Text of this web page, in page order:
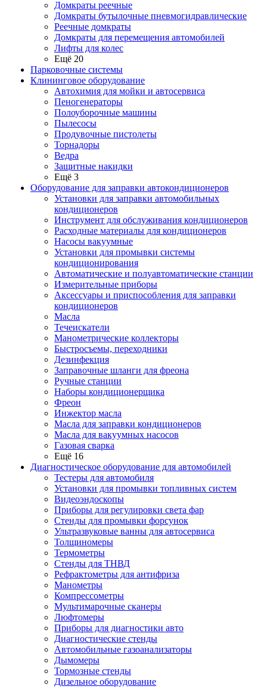
Домкраты реечные
Домкраты бутылочные пневмогидравлические
Реечные домкраты
Домкраты для перемещения автомобилей
Лифты для колес
Ещё 20
Парковочные системы
Клининговое оборудование
Автохимия для мойки и автосервиса
Пеногенераторы
Полоуборочные машины
Пылесосы
Продувочные пистолеты
Торнадоры
Ведра
Защитные накидки
Ещё 3
Оборудование для заправки автокондиционеров
Установки для заправки автомобильных
кондиционеров
Инструмент для обслуживания кондиционеров
Расходные материалы для кондиционеров
Насосы вакуумные
Установки для промывки системы
кондиционирования
Автоматические и полуавтоматические станции
Измерительные приборы
Аксессуары и приспособления для заправки
кондиционеров
Масла
Течеискатели
Манометрические коллекторы
Быстросъемы, переходники
Дезинфекция
Заправочные шланги для фреона
Ручные станции
Наборы кондиционерщика
Фреон
Инжектор масла
Масла для заправки кондиционеров
Масла для вакуумных насосов
Газовая сварка
Ещё 16
Диагностическое оборудование для автомобилей
Тестеры для автомобиля
Установки для промывки топливных систем
Видеоэндоскопы
Приборы для регулировки света фар
Стенды для промывки форсунок
Ультразвуковые ванны для автосервиса
Толщиномеры
Термометры
Стенды для ТНВД
Рефрактометры для антифриза
Манометры
Компрессометры
Мультимарочные сканеры
Люфтомеры
Приборы для диагностики авто
Диагностические стенды
Автомобильные газоанализаторы
Дымомеры
Тормозные стенды
Дизельное оборудование